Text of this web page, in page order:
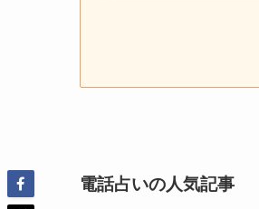
電話占いの人気記事